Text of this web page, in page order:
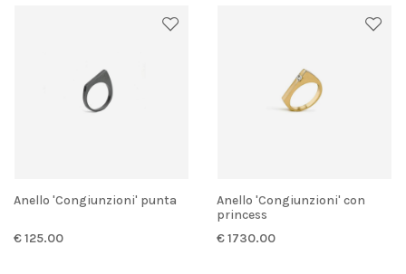
Anello 'Congiunzioni' punta
€ 125.00
Anello 'Congiunzioni' con
princess
€ 1730.00